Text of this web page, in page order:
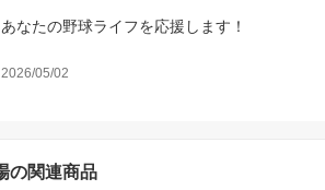
あなたの野球ライフを応援します！
2026/05/02
の関連商品